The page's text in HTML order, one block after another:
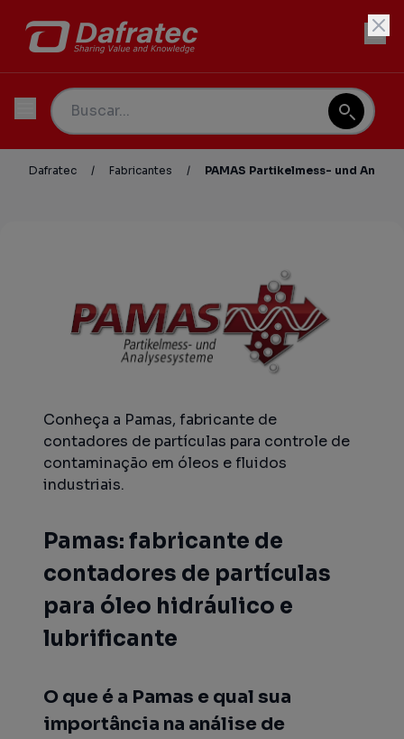
Dafratec / Fabricantes / PAMAS Partikelmess- und
Conheça a Pamas, fabricante de
contadores de partículas para controle de
contaminação em óleos e fluidos
industriais.
Pamas: fabricante de
contadores de partículas
para óleo hidráulico e
lubrificante
O que é a Pamas e qual sua
importância na análise de